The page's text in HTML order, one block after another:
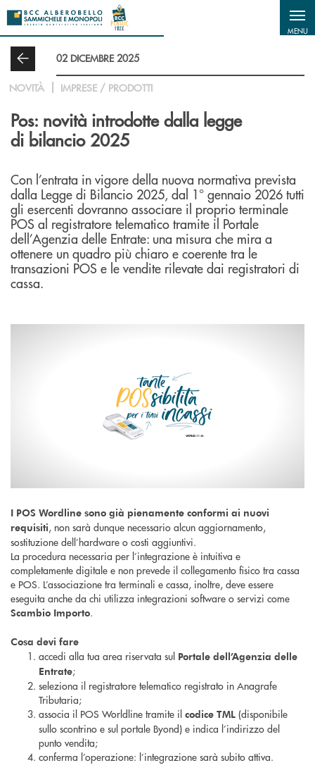
Salta al contenuto principale
MENU
02 DICEMBRE 2025
NOVITÀ IMPRESE / PRODOTTI
Pos: novità introdotte dalla legge
di bilancio 2025
Con l’entrata in vigore della nuova normativa prevista
dalla Legge di Bilancio 2025, dal 1° gennaio 2026 tutti
gli esercenti dovranno associare il proprio terminale
POS al registratore telematico tramite il Portale
dell’Agenzia delle Entrate: una misura che mira a
ottenere un quadro più chiaro e coerente tra le
transazioni POS e le vendite rilevate dai registratori di
cassa.
I POS Wordline sono già pienamente conformi ai nuovi
requisiti, non sarà dunque necessario alcun aggiornamento,
sostituzione dell’hardware o costi aggiuntivi.
La procedura necessaria per l’integrazione è intuitiva e
completamente digitale e non prevede il collegamento fisico tra cassa
e POS. L’associazione tra terminali e cassa, inoltre, deve essere
eseguita anche da chi utilizza integrazioni software o servizi come
Scambio Importo.
Cosa devi fare
accedi alla tua area riservata sul Portale dell’Agenzia delle
Entrate;
seleziona il registratore telematico registrato in Anagrafe
Tributaria;
associa il POS Worldline tramite il codice TML (disponibile
sullo scontrino e sul portale Byond) e indica l’indirizzo del
punto vendita;
conferma l’operazione: l’integrazione sarà subito attiva.